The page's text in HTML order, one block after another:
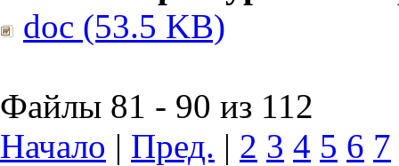
doc (53.5 KB)
Файлы 81 - 90 из 112
Начало | Пред. | 2 3 4 5 6 7